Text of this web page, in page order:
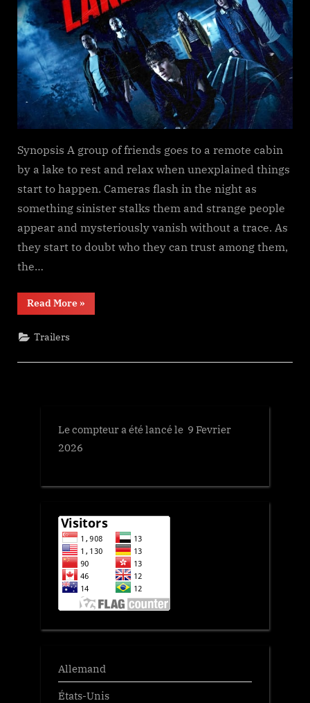
Synopsis A group of friends goes to a remote cabin
by a lake to rest and relax when unexplained things
start to happen. Cameras flash in the night as
something sinister stalks them and strange people
appear and mysteriously vanish without a trace. As
they start to doubt who they can trust among them,
the…
Read More“The
Legend
»
Trailers
Le compteur a été lancé le 9 Fevrier
2026
Allemand
États-Unis